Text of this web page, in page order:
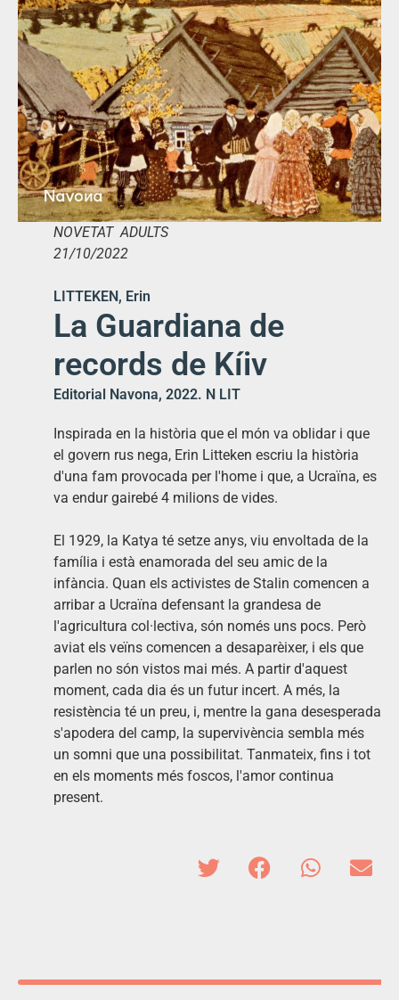
NOVETAT ADULTS
21/10/2022
LITTEKEN, Erin
La Guardiana de
records de Kíiv
Editorial Navona, 2022. N LIT
Inspirada en la història que el món va oblidar i que
el govern rus nega, Erin Litteken escriu la història
d'una fam provocada per l'home i que, a Ucraïna, es
va endur gairebé 4 milions de vides.
El 1929, la Katya té setze anys, viu envoltada de la
família i està enamorada del seu amic de la
infància. Quan els activistes de Stalin comencen a
arribar a Ucraïna defensant la grandesa de
l'agricultura col·lectiva, són només uns pocs. Però
aviat els veïns comencen a desaparèixer, i els que
parlen no són vistos mai més. A partir d'aquest
moment, cada dia és un futur incert. A més, la
resistència té un preu, i, mentre la gana desesperada
s'apodera del camp, la supervivència sembla més
un somni que una possibilitat. Tanmateix, fins i tot
en els moments més foscos, l'amor continua
present.